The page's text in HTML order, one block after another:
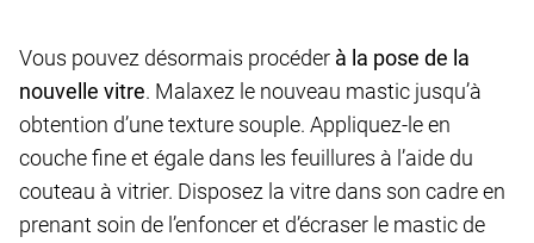
Vous pouvez désormais procéder à la pose de la
nouvelle vitre. Malaxez le nouveau mastic jusqu’à
obtention d’une texture souple. Appliquez-le en
couche fine et égale dans les feuillures à l’aide du
couteau à vitrier. Disposez la vitre dans son cadre en
prenant soin de l’enfoncer et d’écraser le mastic de